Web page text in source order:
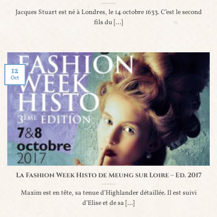
Jacques Stuart est né à Londres, le 14 octobre 1633. C’est le second
fils du [...]
La Fashion Week Histo de Meung sur Loire – Ed. 2017
Maxim est en tête, sa tenue d’Highlander détaillée. Il est suivi
d’Elise et de sa [...]
12
Oct